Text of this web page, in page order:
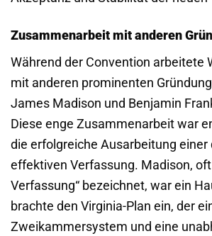
Zusammenarbeit mit anderen
Während der Convention arbeitete
mit anderen prominenten
James Madison und Benjamin
Diese enge Zusammenarbeit war
die erfolgreiche Ausarbeitung
effektiven Verfassung. Madison, oft
Verfassung“ bezeichnet, war ein
brachte den Virginia-Plan ein, der
Zweikammersystem und eine